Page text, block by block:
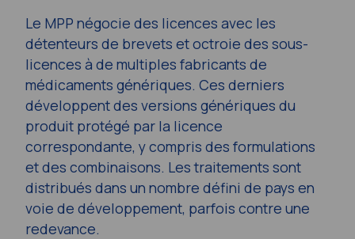
Le MPP négocie des licences avec les
détenteurs de brevets et octroie des sous-
licences à de multiples fabricants de
médicaments génériques. Ces derniers
développent des versions génériques du
produit protégé par la licence
correspondante, y compris des formulations
et des combinaisons. Les traitements sont
distribués dans un nombre défini de pays en
voie de développement, parfois contre une
redevance.